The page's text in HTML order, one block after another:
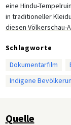
eine Hindu-
in traditioneller
diesen Völkerschau-
und seinen lokalen
Der Film wurde von
Jahrhunderts
Schlagworte
Dokumentarfilm
Indigene
Quelle